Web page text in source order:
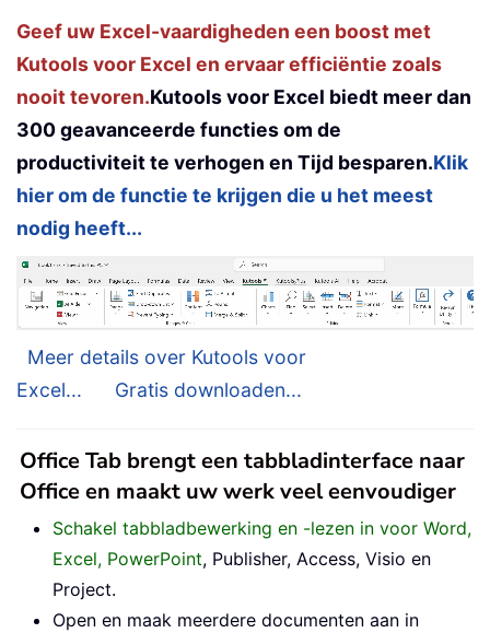
Geef uw Excel-vaardigheden een boost met
Kutools voor Excel en ervaar efficiëntie zoals
nooit tevoren.Kutools voor Excel biedt meer dan
300 geavanceerde functies om de
productiviteit te verhogen en Tijd besparen.Klik
hier om de functie te krijgen die u het meest
nodig heeft...
Meer details over Kutools voor
Excel...
Gratis downloaden...
Office Tab brengt een tabbladinterface naar
Office en maakt uw werk veel eenvoudiger
Schakel tabbladbewerking en -lezen in voor Word,
Excel, PowerPoint, Publisher, Access, Visio en
Project.
Open en maak meerdere documenten aan in